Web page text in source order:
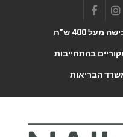
400 ש”ח
בהתחייבות
הבריאות